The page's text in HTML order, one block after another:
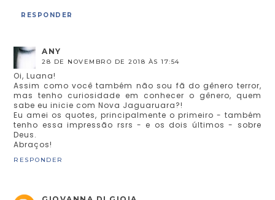
RESPONDER
ANY
28 DE NOVEMBRO DE 2018 ÀS 17:54
Oi, Luana!
Assim como você também não sou fã do gênero terror,
mas tenho curiosidade em conhecer o gênero, quem
sabe eu inicie com Nova Jaguaruara?!
Eu amei os quotes, principalmente o primeiro - também
tenho essa impressão rsrs - e os dois últimos - sobre
Deus.
Abraços!
RESPONDER